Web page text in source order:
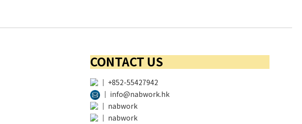
CONTACT US
│ +852-55427942
│ info@nabwork.hk
│ nabwork
│ nabwork